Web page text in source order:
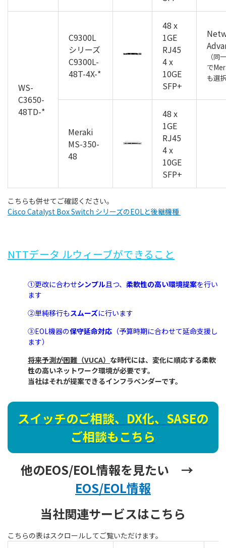
WS-
C3650-
48TD-*
C9300L
シリーズ
C9300L-
48T-4X-*
48 x
1GE
RJ45
4 x
10GE
SFP+
（同
で
も選
Meraki
MS-350-
48
48 x
1GE
RJ45
4 x
10GE
SFP+
こちらも併せてご確認ください。
Cisco Catalyst Box Switch シリーズのEOLと後継機種
NTTデータ ルウィーブができること
①更改に合わせシンプル且つ、 柔軟性の高い環境提案を行い
ます
②単純移行もスムーズに行います
③EOL機器の保守延命対応 （予算時期に合わせて延命支援し
ます）
将来予測が困難（VUCA） な時代には、変化に順応する柔軟
性の高いネットワーク環境が必要です。
当社はそれが提案できるインフラベンダーです。
スイッチのご相談、DX化、SASEの
ご相談もこちら
他のEOS/EOL情報を見たい →
EOS/EOL情報
当社関連サービスはこちら